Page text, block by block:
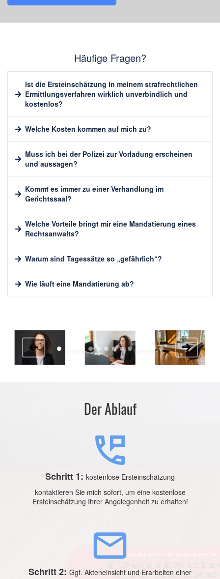
Häufige Fragen?
Ist die Ersteinschätzung in meinem strafrechtlichen
Ermittlungsverfahren wirklich unverbindlich und
kostenlos?
Welche Kosten kommen auf mich zu?
Muss ich bei der Polizei zur Vorladung erscheinen
und aussagen?
Kommt es immer zu einer Verhandlung im
Gerichtssaal?
Welche Vorteile bringt mir eine Mandatierung eines
Rechtsanwalts?
Warum sind Tagessätze so „gefährlich“?
Wie läuft eine Mandatierung ab?
Der Ablauf
Schritt 1: kostenlose Ersteinschätzung
kontaktieren Sie mich sofort, um eine kostenlose
Ersteinschätzung Ihrer Angelegenheit zu erhalten!
Schritt 2: Ggf. Akteneinsicht und Erarbeiten einer